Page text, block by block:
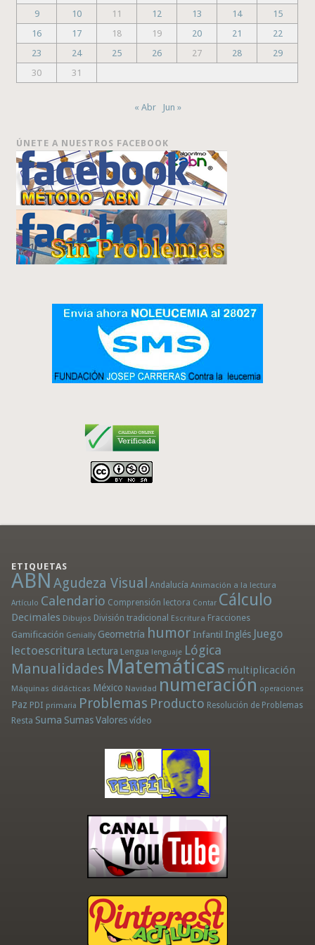
9
10 11 12 13 14
15
16
17 18 19 20 21
22
23
24 25 26 27 28
29
30
31
« Abr Jun »
ÚNETE A NUESTROS FACEBOOK
ETIQUETAS
ABN Agudeza Visual Andalucía Animación a la lectura
Artículo Calendario Comprensión lectora Contar Cálculo
Decimales Dibujos División tradicional Escritura Fracciones
Gamificación Genially Geometría humor Infantil Inglés Juego
lectoescritura Lectura Lengua lenguaje Lógica
Manualidades Matemáticas multiplicación
Máquinas didácticas México Navidad numeración operaciones
Paz PDI primaria Problemas Producto Resolución de Problemas
Resta Suma Sumas Valores vídeo